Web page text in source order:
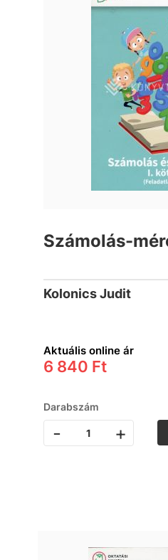
Számolás-
Kolonics Judit
Aktuális online ár
6 840 Ft
Darabszám
- +